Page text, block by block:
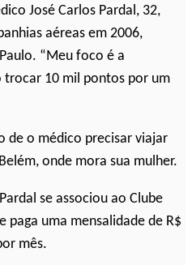
José Carlos Pardal, 32,
aéreas em 2006,
“Meu foco é a
trocar 10 mil pontos por um
de o médico precisar viajar
onde mora sua mulher.
se associou ao Clube
paga uma mensalidade de R$
mês.